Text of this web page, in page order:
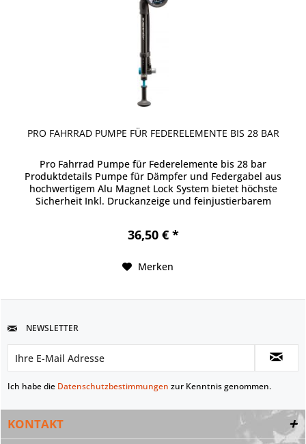
PRO FAHRRAD PUMPE FÜR FEDERELEMENTE BIS 28 BAR
Pro Fahrrad Pumpe für Federelemente bis 28 bar
Produktdetails Pumpe für Dämpfer und Federgabel aus
hochwertigem Alu Magnet Lock System bietet höchste
Sicherheit Inkl. Druckanzeige und feinjustierbarem
36,50 € *
Merken
NEWSLETTER
Ich habe die Datenschutzbestimmungen zur Kenntnis genommen.
KONTAKT